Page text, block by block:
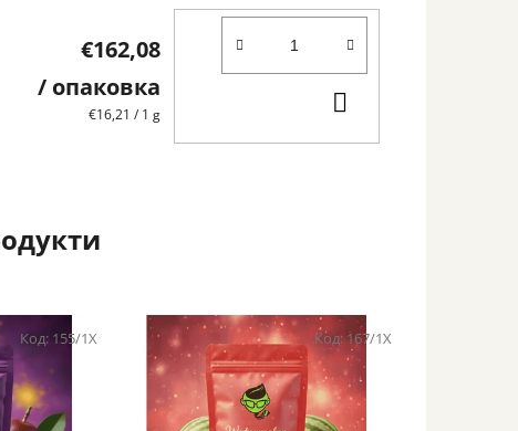
€162,08
/ опаковка
Измерване
€16,21 / 1 g
КОЛИЧКАТА
Код: 155/1X Код:167/1X